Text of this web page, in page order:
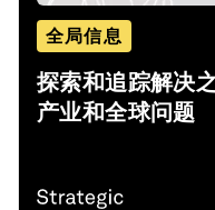
全局信息
探索和追踪解决
产业和全球问题